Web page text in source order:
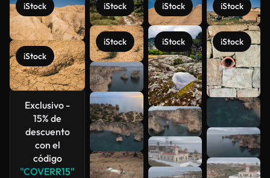
iStock
iStock
Exclusivo -
15% de
descuento
con el
código
"COVERR15"
iStock
iStock
iStock
iStock
iStock
iStock
Ver más